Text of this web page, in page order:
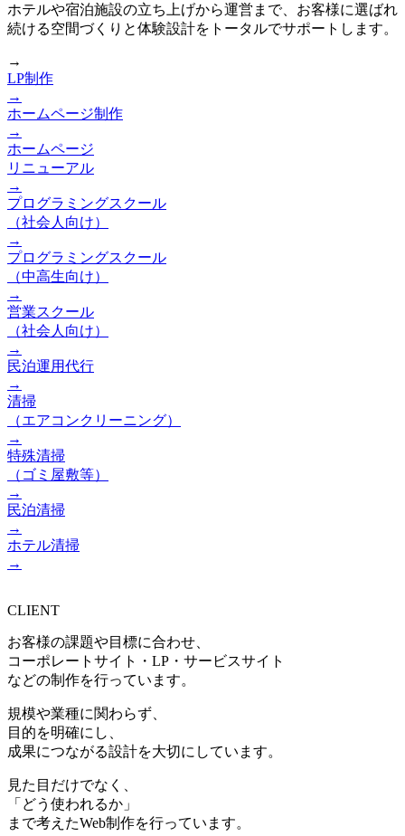
ホテルや宿泊施設の立ち上げから運営まで、お客様に選ばれ
続ける空間づくりと体験設計をトータルでサポートします。
→
LP制作
→
ホームページ制作
→
ホームページ
リニューアル
→
プログラミングスクール
（社会人向け）
→
プログラミングスクール
（中高生向け）
→
営業スクール
（社会人向け）
→
民泊運用代行
→
清掃
（エアコンクリーニング）
→
特殊清掃
（ゴミ屋敷等）
→
民泊清掃
→
ホテル清掃
→
CLIENT
お客様の課題や目標に合わせ、
コーポレートサイト・LP・サービスサイト
などの制作を行っています。
規模や業種に関わらず、
目的を明確にし、
成果につながる設計を大切にしています。
見た目だけでなく、
「どう使われるか」
まで考えたWeb制作を行っています。